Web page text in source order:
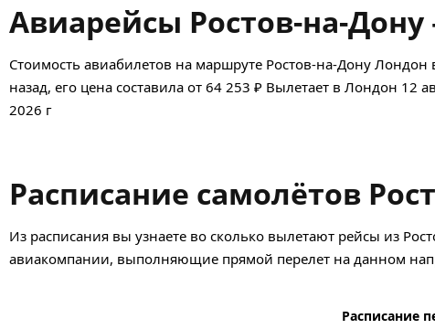
Авиарейсы Ростов-на-
Стоимость авиабилетов на маршруте Ростов-на-Дону
назад, его цена составила от 64 253 ₽ Вылетает в Лондон 12
2026 г
Расписание самолётов
Из расписания вы узнаете во сколько вылетают рейсы из
авиакомпании, выполняющие прямой перелет на данном
Расписание